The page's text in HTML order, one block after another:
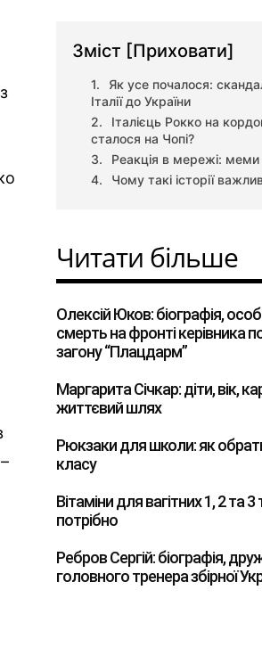
Зміст [Приховати]
Як усе почалося:
Італії до України
Італієць Рокко на
сталося на Чопі?
Реакція в мережі: меми
Чому такі історії
Читати більше
Олексій Юков: біографія,
смерть на фронті керівника
загону “Плацдарм”
Маргарита Січкар: діти, вік,
життєвий шлях
Рюкзаки для школи: як
класу
Вітаміни для вагітних 1, 2 та
потрібно
Ребров Сергій: біографія,
головного тренера збірної